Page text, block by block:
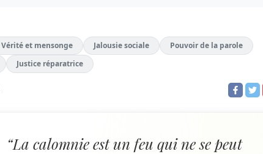
Vérité et mensonge Jalousie sociale
Pouvoir de la parole
Justice réparatrice
“La calomnie est un feu qui ne se peut